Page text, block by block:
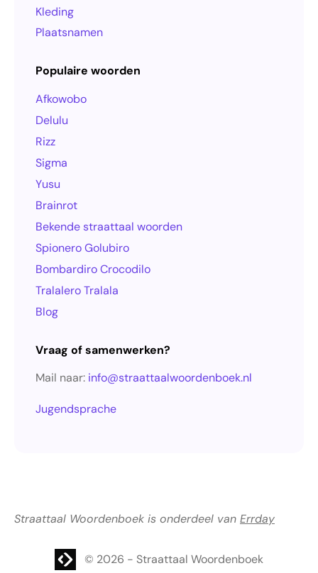
Kleding
Plaatsnamen
Populaire woorden
Afkowobo
Delulu
Rizz
Sigma
Yusu
Brainrot
Bekende straattaal woorden
Spionero Golubiro
Bombardiro Crocodilo
Tralalero Tralala
Blog
Vraag of samenwerken?
Mail naar: info@straattaalwoordenboek.nl
Jugendsprache
Website laten maken? | Brthmrk
© 2026 - Straattaal Woordenboek
Straattaal Woordenboek is onderdeel van Errday